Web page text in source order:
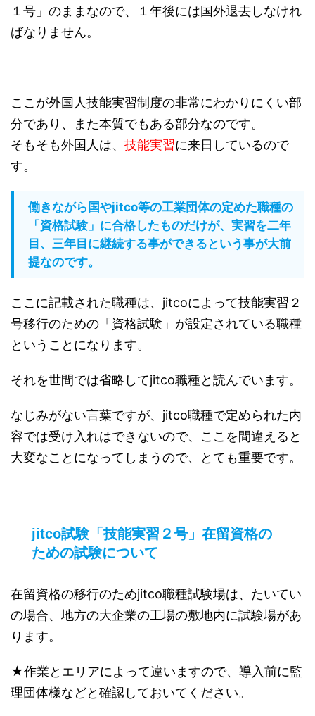
１号」のままなので、１年後には国外退去しなけれ
ばなりません。
ここが外国人技能実習制度の非常にわかりにくい部
分であり、また本質でもある部分なのです。
そもそも外国人は、 技能実習に来日しているので
す。
働きながら国やjitco等の工業団体の定めた職種の
「資格試験」に合格したものだけが、実習を二年
目、三年目に継続する事ができるという事が大前
提なのです。
ここに記載された職種は、jitcoによって技能実習２
号移行のための「資格試験」が設定されている職種
ということになります。
それを世間では省略してjitco職種と読んでいます。
なじみがない言葉ですが、jitco職種で定められた内
容では受け入れはできないので、ここを間違えると
大変なことになってしまうので、とても重要です。
jitco試験「技能実習２号」在留資格の
ための試験について
在留資格の移行のためjitco職種試験場は、たいてい
の場合、地方の大企業の工場の敷地内に試験場があ
ります。
★作業とエリアによって違いますので、導入前に監
理団体様などと確認しておいてください。